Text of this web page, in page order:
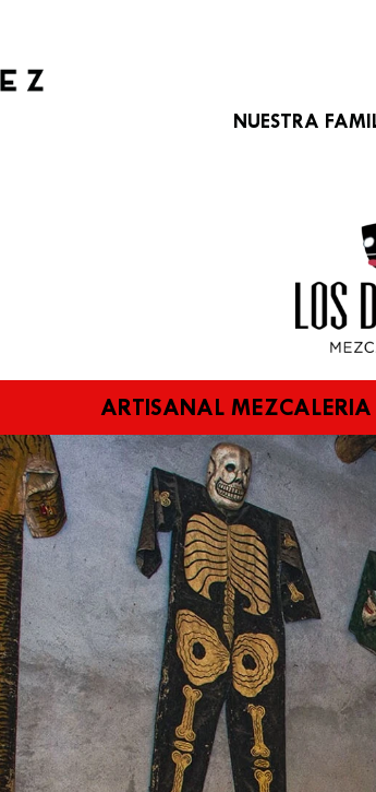
Navegación
NUESTRA
Imagen
ARTISANAL MEZCALERIA